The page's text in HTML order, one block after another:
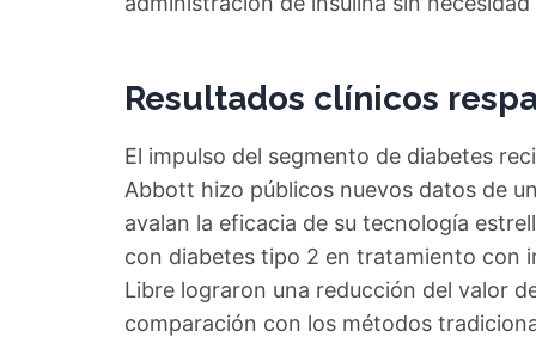
Resultados clínicos
El impulso del segmento de diabetes
Abbott hizo públicos nuevos datos de
avalan la eficacia de su tecnología
con diabetes tipo 2 en tratamiento con
Libre lograron una reducción del valor
comparación con los métodos